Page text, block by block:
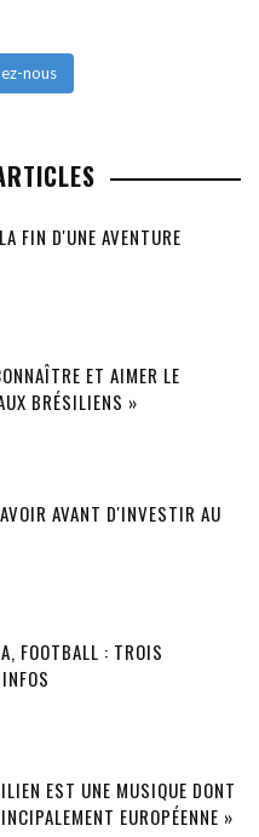
nous
FIN D'UNE AVENTURE
ET AIMER LE
BRÉSILIENS »
AVANT D'INVESTIR AU
FOOTBALL : TROIS
EST UNE MUSIQUE DONT
EUROPÉENNE »